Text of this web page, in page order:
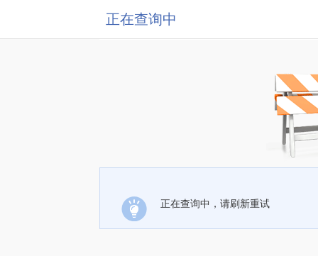
正在查询中
正在查询中，请刷新重试